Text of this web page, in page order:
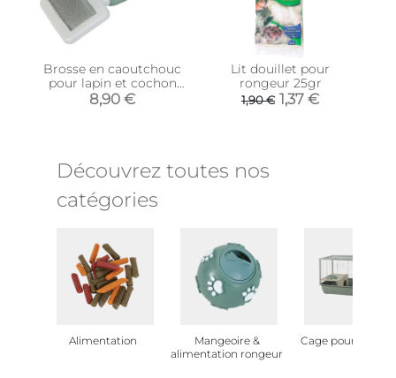
Brosse en caoutchouc
pour lapin et cochon
d'Inde (Brosse
démêlante)
8,90 €
Lit douillet pour
rongeur 25gr
1,90 € 1,37 €
Découvrez toutes nos
catégories
Alimentation
Mangeoire &
alimentation rongeur
Cage pour